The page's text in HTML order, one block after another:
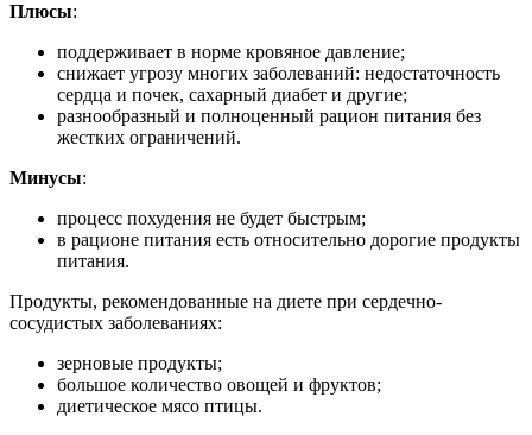
Плюсы:
поддерживает в норме кровяное давление;
снижает угрозу многих заболеваний: недостаточность
сердца и почек, сахарный диабет и другие;
разнообразный и полноценный рацион питания без
жестких ограничений.
Минусы:
процесс похудения не будет быстрым;
в рационе питания есть относительно дорогие продукты
питания.
Продукты, рекомендованные на диете при сердечно-
сосудистых заболеваниях:
зерновые продукты;
большое количество овощей и фруктов;
диетическое мясо птицы.